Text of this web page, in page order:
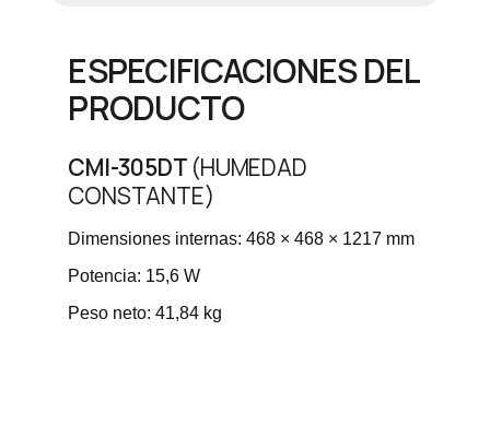
ESPECIFICACIONES DEL
PRODUCTO
CMI-305DT (HUMEDAD
CONSTANTE)
Dimensiones internas: 468 × 468 × 1217 mm
Potencia: 15,6 W
Peso neto: 41,84 kg